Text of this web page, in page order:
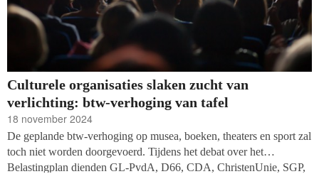
Culturele organisaties slaken zucht van
verlichting: btw-verhoging van tafel
18 november 2024
De geplande btw-verhoging op musea, boeken, theaters en sport zal
toch niet worden doorgevoerd. Tijdens het debat over het
Belastingplan dienden GL-PvdA, D66, CDA, ChristenUnie, SGP,